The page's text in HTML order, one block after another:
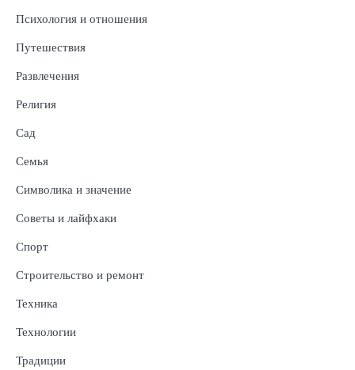
Психология и отношения
Путешествия
Развлечения
Религия
Сад
Семья
Символика и значение
Советы и лайфхаки
Спорт
Строительство и ремонт
Техника
Технологии
Традиции